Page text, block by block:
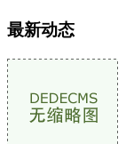
最新动态